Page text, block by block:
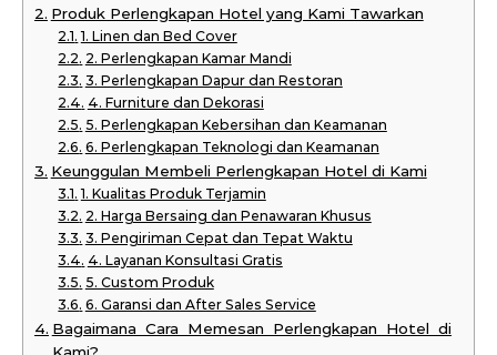
Produk Perlengkapan Hotel yang Kami Tawarkan
1. Linen dan Bed Cover
2. Perlengkapan Kamar Mandi
3. Perlengkapan Dapur dan Restoran
4. Furniture dan Dekorasi
5. Perlengkapan Kebersihan dan Keamanan
6. Perlengkapan Teknologi dan Keamanan
Keunggulan Membeli Perlengkapan Hotel di Kami
1. Kualitas Produk Terjamin
2. Harga Bersaing dan Penawaran Khusus
3. Pengiriman Cepat dan Tepat Waktu
4. Layanan Konsultasi Gratis
5. Custom Produk
6. Garansi dan After Sales Service
Bagaimana Cara Memesan Perlengkapan Hotel di
Kami?